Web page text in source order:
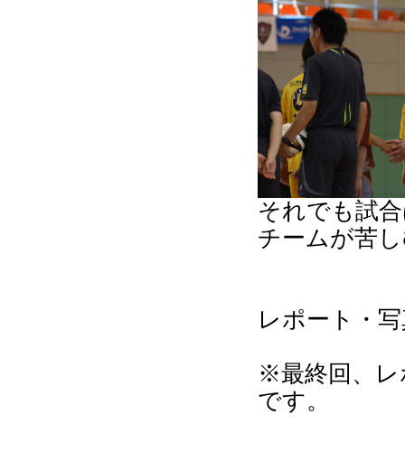
それでも試
チームが苦
レポート・
※最終回、レ
です。